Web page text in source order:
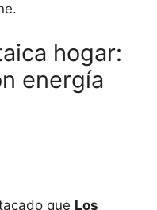
hogar:
energía
que Los